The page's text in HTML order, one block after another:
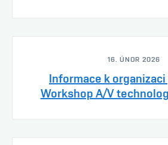
16. ÚNOR 2026
Informace k
Workshop A/V